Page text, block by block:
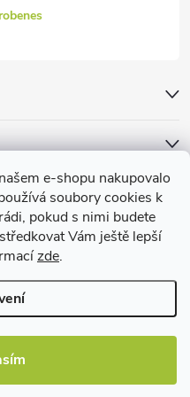
e-shopu nakupovalo
soubory cookies k
pokud s nimi budete
Vám ještě lepší
zde.